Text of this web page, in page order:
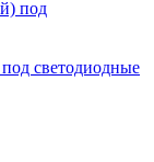
светодиодные